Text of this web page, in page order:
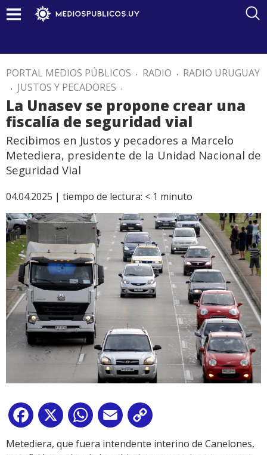
PORTAL MEDIOS PÚBLICOS . RADIO . RADIO URUGUAY
. JUSTOS Y PECADORES .
La Unasev se propone crear una
fiscalía de seguridad vial
Recibimos en Justos y pecadores a Marcelo
Metediera, presidente de la Unidad Nacional de
Seguridad Vial
04.04.2025 | tiempo de lectura: < 1 minuto
Facebook
X WhatsApp
Email
Link
Metediera, que fuera intendente interino de Canelones,